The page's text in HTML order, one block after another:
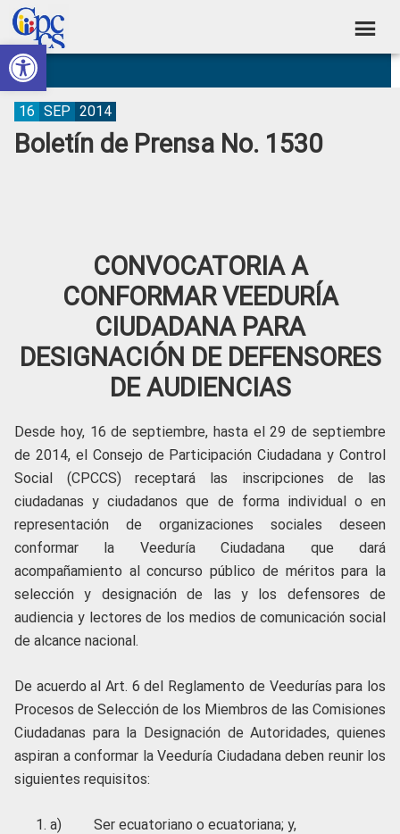
Abrir barra de herramientas
Skip
to
primary
navigation
Skip
to
main
content
Skip
to
primary
sidebar
Skip
to
footer
Consejo
de
Participación
Ciudadana
Construyendo
Poder
Ciudadano
Boletín de Prensa No. 1530
16 SEP 2014
CONVOCATORIA A
CONFORMAR VEEDURÍA
CIUDADANA PARA
DESIGNACIÓN DE DEFENSORES
DE AUDIENCIAS
Desde hoy, 16 de septiembre, hasta el 29 de septiembre
de 2014, el Consejo de Participación Ciudadana y Control
Social (CPCCS) receptará las inscripciones de las
ciudadanas y ciudadanos que de forma individual o en
representación de organizaciones sociales deseen
conformar la Veeduría Ciudadana que dará
acompañamiento al concurso público de méritos para la
selección y designación de las y los defensores de
audiencia y lectores de los medios de comunicación social
de alcance nacional.
De acuerdo al Art. 6 del Reglamento de Veedurías para los
Procesos de Selección de los Miembros de las Comisiones
Ciudadanas para la Designación de Autoridades, quienes
aspiran a conformar la Veeduría Ciudadana deben reunir los
siguientes requisitos:
a) Ser ecuatoriano o ecuatoriana; y,